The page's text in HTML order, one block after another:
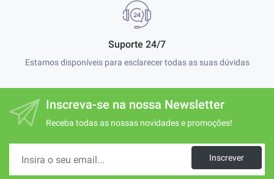
Suporte 24/7
Estamos disponíveis para esclarecer todas as suas dúvidas
Inscreva-se na nossa Newsletter
Receba todas as nossas novidades e promoções!
Inscrever